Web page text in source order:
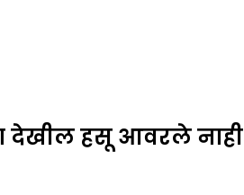
देखील हसू आवरले नाही